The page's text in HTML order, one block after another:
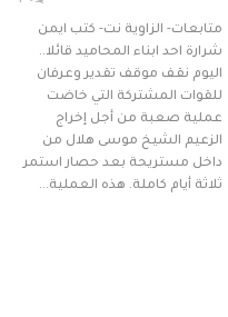
متابعات- الزاوية نت- كتب ايمن
شرارة احد ابناء المحاميد قائلا..
اليوم نقف موقف تقدير وعرفان
للقوات المشتركة التي خاضت
عملية صعبة من أجل إخراج
الزعيم الشيخ موسى هلال من
داخل مستريحة بعد حصار استمر
ثلاثة أيام كاملة. هذه العملية…